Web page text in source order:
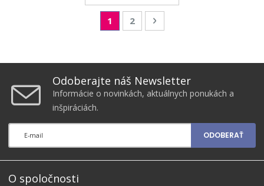
You're currently reading page
1 Page
2 Page
Nasledujúca
Odoberajte náš Newsletter
Informácie o novinkách, aktuálnych ponukách a
inšpiráciách.
ODOBERAŤ
O spoločnosti